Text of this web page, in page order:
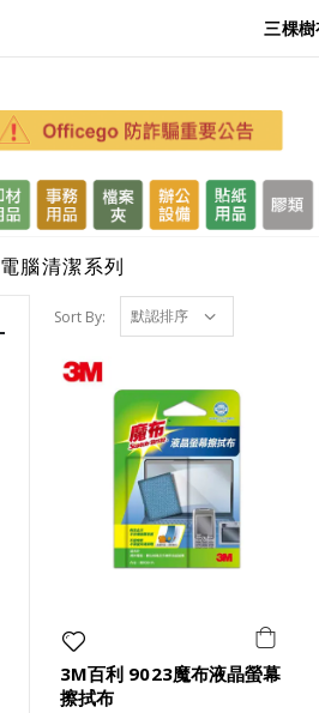
三棵
電腦清潔系列
Sort By:
3M百利 9023魔布液晶螢幕
擦拭布